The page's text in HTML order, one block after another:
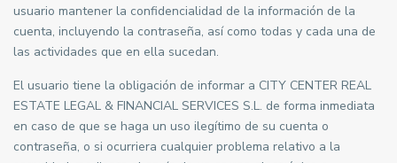
usuario mantener la confidencialidad de la información de la
cuenta, incluyendo la contraseña, así como todas y cada una de
las actividades que en ella sucedan.
El usuario tiene la obligación de informar a CITY CENTER REAL
ESTATE LEGAL & FINANCIAL SERVICES S.L. de forma inmediata
en caso de que se haga un uso ilegítimo de su cuenta o
contraseña, o si ocurriera cualquier problema relativo a la